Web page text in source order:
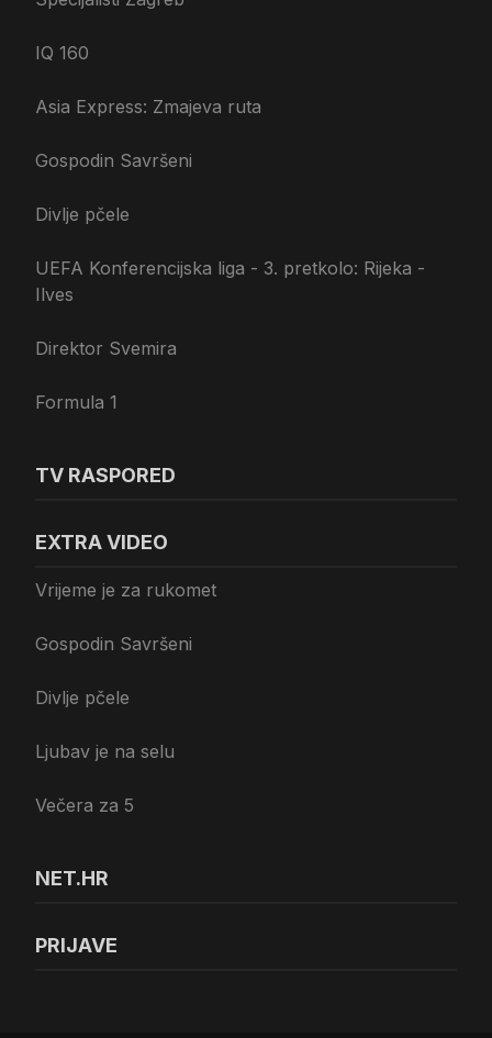
IQ 160
Asia Express: Zmajeva ruta
Gospodin Savršeni
Divlje pčele
UEFA Konferencijska liga - 3. pretkolo: Rijeka -
Ilves
Direktor Svemira
Formula 1
TV RASPORED
EXTRA VIDEO
Vrijeme je za rukomet
Gospodin Savršeni
Divlje pčele
Ljubav je na selu
Večera za 5
NET.HR
PRIJAVE